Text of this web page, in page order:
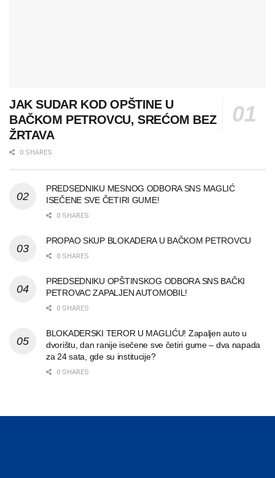
JAK SUDAR KOD OPŠTINE U
BAČKOM PETROVCU, SREĆOM BEZ
ŽRTAVA
0 SHARES
PREDSEDNIKU MESNOG ODBORA SNS MAGLIĆ
ISEČENE SVE ČETIRI GUME!
0 SHARES
PROPAO SKUP BLOKADERA U BAČKOM PETROVCU
0 SHARES
PREDSEDNIKU OPŠTINSKOG ODBORA SNS BAČKI
PETROVAC ZAPALJEN AUTOMOBIL!
0 SHARES
BLOKADERSKI TEROR U MAGLIĆU! Zapaljen auto u
dvorištu, dan ranije isečene sve četiri gume – dva napada
za 24 sata, gde su institucije?
0 SHARES